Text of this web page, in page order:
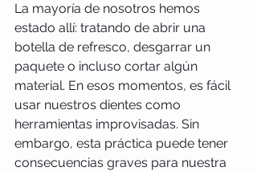
La mayoría de nosotros hemos
estado allí: tratando de abrir una
botella de refresco, desgarrar un
paquete o incluso cortar algún
material. En esos momentos, es fácil
usar nuestros dientes como
herramientas improvisadas. Sin
embargo, esta práctica puede tener
consecuencias graves para nuestra